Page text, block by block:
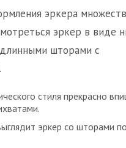
эркера
эркер в виде
шторами с
стиля прекрасно
эркер со шторами